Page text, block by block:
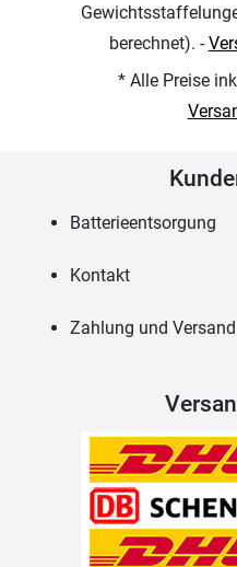
berechnet). -
* Alle Preise
Batterieentsorgung
Kontakt
Zahlung und Versand